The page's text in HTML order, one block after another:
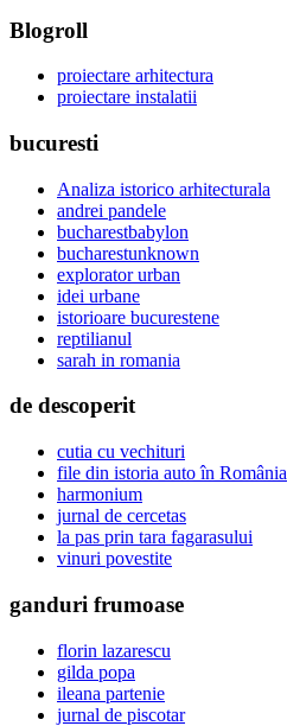
Blogroll
proiectare arhitectura
proiectare instalatii
bucuresti
Analiza istorico arhitecturala
andrei pandele
bucharestbabylon
bucharestunknown
explorator urban
idei urbane
istorioare bucurestene
reptilianul
sarah in romania
de descoperit
cutia cu vechituri
file din istoria auto în România
harmonium
jurnal de cercetas
la pas prin tara fagarasului
vinuri povestite
ganduri frumoase
florin lazarescu
gilda popa
ileana partenie
jurnal de piscotar